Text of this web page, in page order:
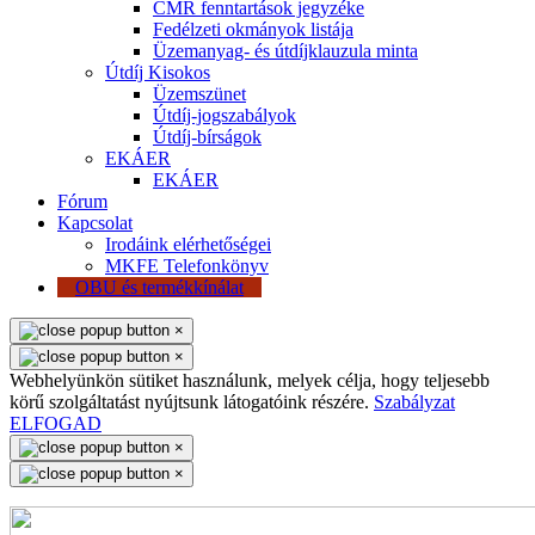
CMR fenntartások jegyzéke
Fedélzeti okmányok listája
Üzemanyag- és útdíjklauzula minta
Útdíj Kisokos
Üzemszünet
Útdíj-jogszabályok
Útdíj-bírságok
EKÁER
EKÁER
Fórum
Kapcsolat
Irodáink elérhetőségei
MKFE Telefonkönyv
OBU és termékkínálat
×
×
Webhelyünkön sütiket használunk, melyek célja, hogy teljesebb
körű szolgáltatást nyújtsunk látogatóink részére. Szabályzat
ELFOGAD
×
×